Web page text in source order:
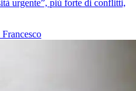
urgente”, più forte di conflitti,
Francesco